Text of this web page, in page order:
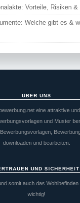
Vorteile, Risiken &
Welche gibt es &
ÜBER UNS
eine attraktive
und Muster
downloaden und bearbeiten.
UND SICHERHEIT
somit auch das
wichtig!